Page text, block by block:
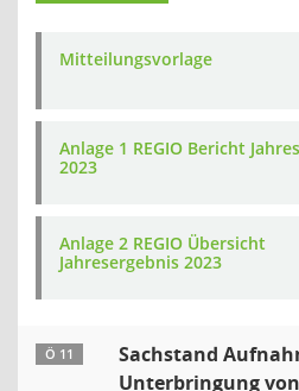
Mitteilungsvorlage
Anlage 1 REGIO Bericht
2023
Anlage 2 REGIO Übersicht
Jahresergebnis 2023
Ö 11
Sachstand
Unterbringung